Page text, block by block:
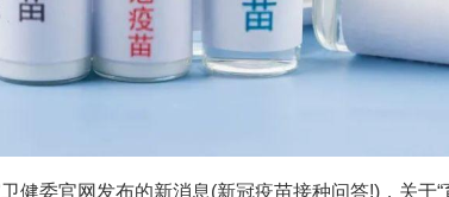
健委官网发布的新消息(新冠疫苗接种问答!)，关于